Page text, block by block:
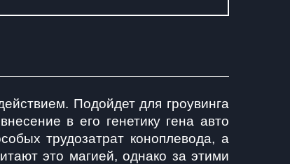
Подойдет для гроувинга
в его генетику гена авто
трудозатрат коноплевода, а
это магией, однако за этими